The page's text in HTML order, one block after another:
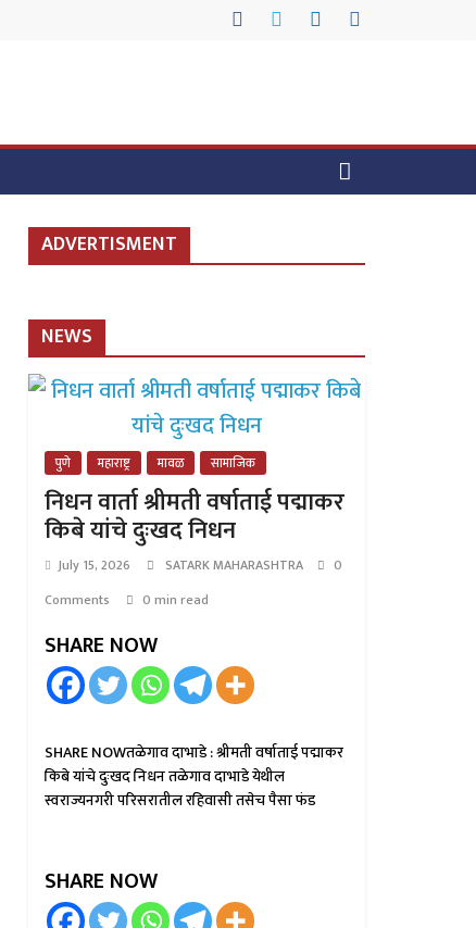
ADVERTISMENT
NEWS
पुणे महाराष्ट्र मावळ सामाजिक
निधन वार्ता श्रीमती वर्षाताई पद्माकर
किबे यांचे दुःखद निधन
July 15, 2026 SATARK MAHARASHTRA
0
Comments
0 min read
SHARE NOW
SHARE NOWतळेगाव दाभाडे : श्रीमती वर्षाताई पद्माकर
किबे यांचे दुःखद निधन तळेगाव दाभाडे येथील
स्वराज्यनगरी परिसरातील रहिवासी तसेच पैसा फंड
SHARE NOW